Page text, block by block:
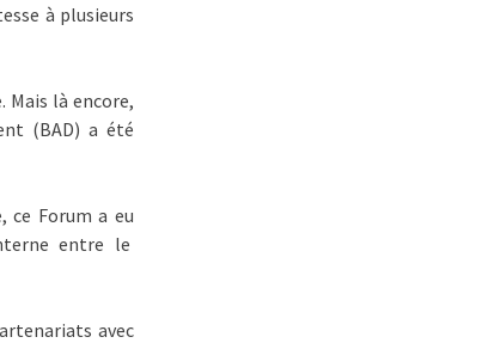
à plusieurs
Mais là encore,
(BAD) a été
ce Forum a eu
entre le
avec